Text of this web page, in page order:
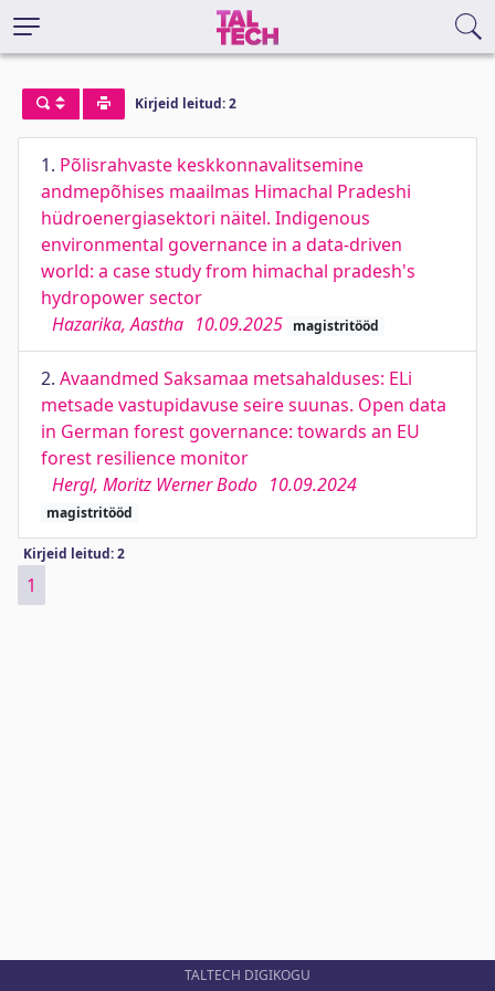
Kirjeid leitud: 2
1. Põlisrahvaste keskkonnavalitsemine
andmepõhises maailmas Himachal Pradeshi
hüdroenergiasektori näitel. Indigenous
environmental governance in a data-driven
world: a case study from himachal pradesh's
hydropower sector
Hazarika, Aastha 10.09.2025 magistritööd
2. Avaandmed Saksamaa metsahalduses: ELi
metsade vastupidavuse seire suunas. Open data
in German forest governance: towards an EU
forest resilience monitor
Hergl, Moritz Werner Bodo 10.09.2024
magistritööd
Kirjeid leitud: 2
1
TALTECH DIGIKOGU